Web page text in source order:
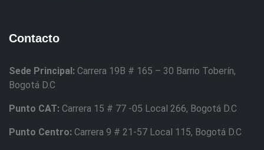
Contacto
Sede Principal: Carrera 19B # 165 – 30 Barrio Toberín,
Bogotá D.C
Punto CAT: Carrera 15 # 77 -05 Local 266, Bogotá D.C
Punto Centro: Carrera 9 # 21-57 Local 115, Bogotá D.C